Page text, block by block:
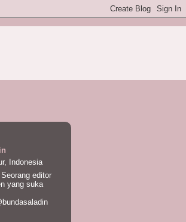
Indonesia
editor
yang suka